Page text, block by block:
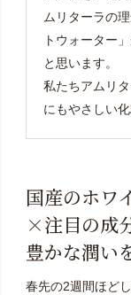
ムリターラの
トウォーター
と思います。
私たちアムリ
にもやさしい
国産のホワ
×注目の成
豊かな潤い
春先の2週間ほど